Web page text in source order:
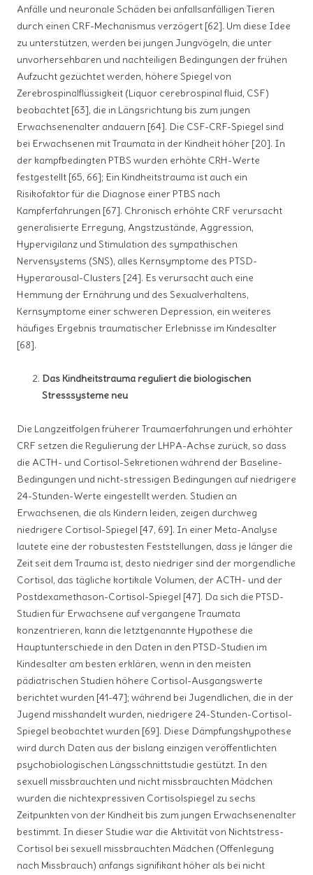
Anfälle und neuronale Schäden bei anfallsanfälligen Tieren
durch einen CRF-Mechanismus verzögert [62]. Um diese Idee
zu unterstützen, werden bei jungen Jungvögeln, die unter
unvorhersehbaren und nachteiligen Bedingungen der frühen
Aufzucht gezüchtet werden, höhere Spiegel von
Zerebrospinalflüssigkeit (Liquor cerebrospinal fluid, CSF)
beobachtet [63], die in Längsrichtung bis zum jungen
Erwachsenenalter andauern [64]. Die CSF-CRF-Spiegel sind
bei Erwachsenen mit Traumata in der Kindheit höher [20]. In
der kampfbedingten PTBS wurden erhöhte CRH-Werte
festgestellt [65, 66]; Ein Kindheitstrauma ist auch ein
Risikofaktor für die Diagnose einer PTBS nach
Kampferfahrungen [67]. Chronisch erhöhte CRF verursacht
generalisierte Erregung, Angstzustände, Aggression,
Hypervigilanz und Stimulation des sympathischen
Nervensystems (SNS), alles Kernsymptome des PTSD-
Hyperarousal-Clusters [24]. Es verursacht auch eine
Hemmung der Ernährung und des Sexualverhaltens,
Kernsymptome einer schweren Depression, ein weiteres
häufiges Ergebnis traumatischer Erlebnisse im Kindesalter
[68].
Das Kindheitstrauma reguliert die biologischen
Stresssysteme neu
Die Langzeitfolgen früherer Traumaerfahrungen und erhöhter
CRF setzen die Regulierung der LHPA-Achse zurück, so dass
die ACTH- und Cortisol-Sekretionen während der Baseline-
Bedingungen und nicht-stressigen Bedingungen auf niedrigere
24-Stunden-Werte eingestellt werden. Studien an
Erwachsenen, die als Kindern leiden, zeigen durchweg
niedrigere Cortisol-Spiegel [47, 69]. In einer Meta-Analyse
lautete eine der robustesten Feststellungen, dass je länger die
Zeit seit dem Trauma ist, desto niedriger sind der morgendliche
Cortisol, das tägliche kortikale Volumen, der ACTH- und der
Postdexamethason-Cortisol-Spiegel [47]. Da sich die PTSD-
Studien für Erwachsene auf vergangene Traumata
konzentrieren, kann die letztgenannte Hypothese die
Hauptunterschiede in den Daten in den PTSD-Studien im
Kindesalter am besten erklären, wenn in den meisten
pädiatrischen Studien höhere Cortisol-Ausgangswerte
berichtet wurden [41-47]; während bei Jugendlichen, die in der
Jugend misshandelt wurden, niedrigere 24-Stunden-Cortisol-
Spiegel beobachtet wurden [69]. Diese Dämpfungshypothese
wird durch Daten aus der bislang einzigen veröffentlichten
psychobiologischen Längsschnittstudie gestützt. In den
sexuell missbrauchten und nicht missbrauchten Mädchen
wurden die nichtexpressiven Cortisolspiegel zu sechs
Zeitpunkten von der Kindheit bis zum jungen Erwachsenenalter
bestimmt. In dieser Studie war die Aktivität von Nichtstress-
Cortisol bei sexuell missbrauchten Mädchen (Offenlegung
nach Missbrauch) anfangs signifikant höher als bei nicht